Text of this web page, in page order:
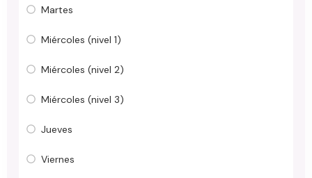
Martes
Miércoles (nivel 1)
Miércoles (nivel 2)
Miércoles (nivel 3)
Jueves
Viernes